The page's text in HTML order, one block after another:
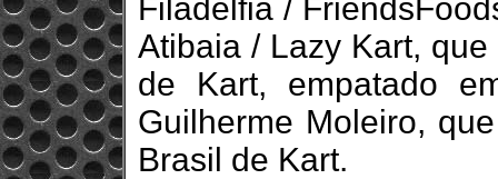
Filadélfia /
Atibaia / Lazy Kart,
de Kart, empatado
Guilherme Moleiro,
Brasil de Kart.